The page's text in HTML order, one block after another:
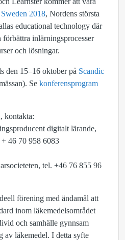
2018, Nordens största
educational technology där
inlärningsprocesser
och lösningar.
den 15–16 oktober på Scandic
Se konferensprogram
kontakta:
digitalt lärande,
46 70 958 6083
tel. +46 76 855 96
förening med ändamål att
inom läkemedelsområdet
och samhälle gynnsam
av läkemedel. I detta syfte